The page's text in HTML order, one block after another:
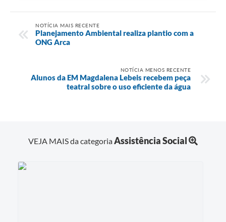
NOTÍCIA MAIS RECENTE
Planejamento Ambiental realiza plantio com a
ONG Arca
NOTÍCIA MENOS RECENTE
Alunos da EM Magdalena Lebeis recebem peça
teatral sobre o uso eficiente da água
VEJA MAIS da categoriaAssistência Social